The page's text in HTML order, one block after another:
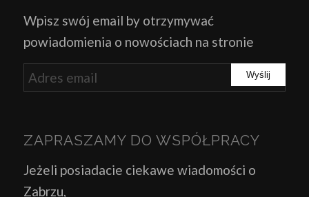
Wpisz swój email by otrzymywać
powiadomienia o nowościach na stronie
ZAPRASZAMY DO WSPÓŁPRACY
Jeżeli posiadacie ciekawe wiadomości o
Zabrzu,